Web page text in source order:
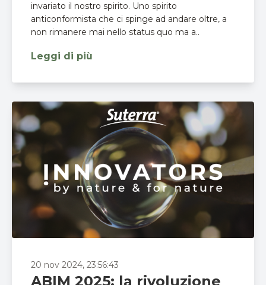
invariato il nostro spirito. Uno spirito
anticonformista che ci spinge ad andare oltre, a
non rimanere mai nello status quo ma a..
Leggi di più
20 nov 2024, 23:56:43
ABIM 2025: la rivoluzione